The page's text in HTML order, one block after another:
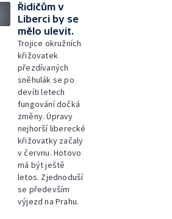
Řidičům v
Liberci by se
mělo ulevit.
Trojice okružních
křižovatek
přezdívaných
sněhulák se po
devíti letech
fungování dočká
změny. Úpravy
nejhorší liberecké
křižovatky začaly
v červnu. Hotovo
má být ještě
letos. Zjednoduší
se především
výjezd na Prahu.